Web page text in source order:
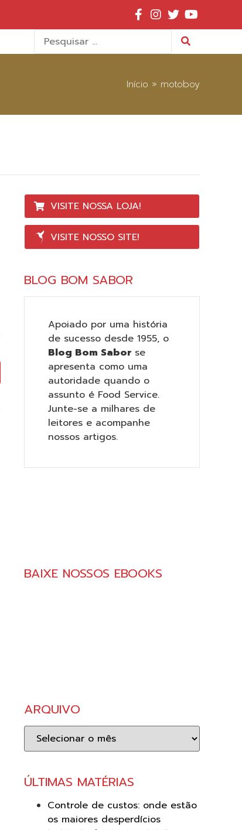
Pesquisar
por:
Início » motoboy
VISITE NOSSA LOJA!
VISITE NOSSO SITE!
BLOG BOM SABOR
Apoiado por uma história
de sucesso desde 1955, o
Blog Bom Sabor se
apresenta como uma
autoridade quando o
assunto é Food Service.
Junte-se a milhares de
leitores e acompanhe
nossos artigos.
BAIXE NOSSOS EBOOKS
ARQUIVO
Arquivo
ÚLTIMAS MATÉRIAS
Controle de custos: onde estão
os maiores desperdícios